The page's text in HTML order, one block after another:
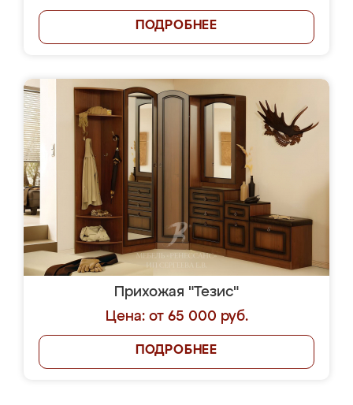
ПОДРОБНЕЕ
Прихожая "Тезис"
Цена: от 65 000 руб.
ПОДРОБНЕЕ